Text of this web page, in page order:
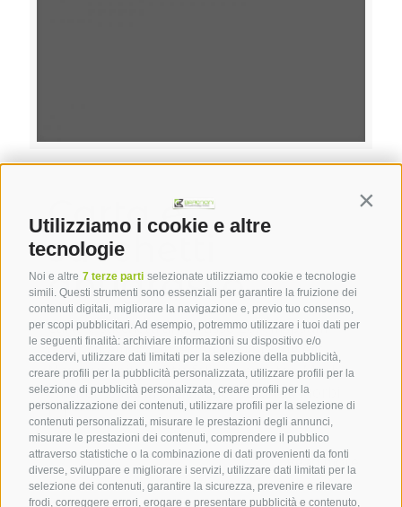
Utilizziamo i cookie e altre
tecnologie
Noi e altre 7 terze parti selezionate utilizziamo cookie e tecnologie
simili. Questi strumenti sono essenziali per garantire la fruizione dei
contenuti digitali, migliorare la navigazione e, previo tuo consenso,
per scopi pubblicitari. Ad esempio, potremmo utilizzare i tuoi dati per
le seguenti finalità: archiviare informazioni su dispositivo e/o
accedervi, utilizzare dati limitati per la selezione della pubblicità,
creare profili per la pubblicità personalizzata, utilizzare profili per la
selezione di pubblicità personalizzata, creare profili per la
personalizzazione dei contenuti, utilizzare profili per la selezione di
contenuti personalizzati, misurare le prestazioni degli annunci,
misurare le prestazioni dei contenuti, comprendere il pubblico
attraverso statistiche o la combinazione di dati provenienti da fonti
diverse, sviluppare e migliorare i servizi, utilizzare dati limitati per la
selezione dei contenuti, garantire la sicurezza, prevenire e rilevare
frodi, correggere errori, erogare e presentare pubblicità e contenuto,
Carta e
sacchetti
antigrasso
Carta e sacchetti antigrasso Lorem ipsum
dolor sit amet, consectetur adipiscing elit.
Nam suscipit sagittis felis eu egestas. Morbi
efficitur tellus in orci aliquet placerat. Morbi
[…]
0 Read more